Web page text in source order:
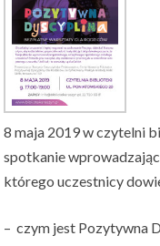
8 maja 2019 w czytelni
spotkanie
którego uczestnicy
– czym jest Pozytywna